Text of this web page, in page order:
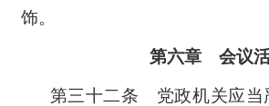
饰。
第六章 会议
第三十二条 党政机关应当